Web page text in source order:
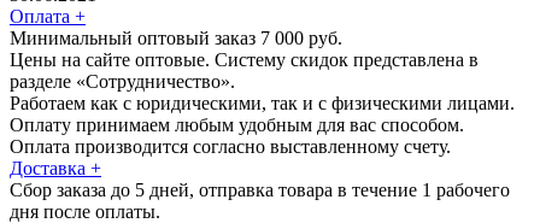
Оплата +
Минимальный оптовый заказ 7 000 руб.
Цены на сайте оптовые. Систему скидок представлена в
разделе «Сотрудничество».
Работаем как с юридическими, так и с физическими лицами.
Оплату принимаем любым удобным для вас способом.
Оплата производится согласно выставленному счету.
Доставка +
Сбор заказа до 5 дней, отправка товара в течение 1 рабочего
дня после оплаты.